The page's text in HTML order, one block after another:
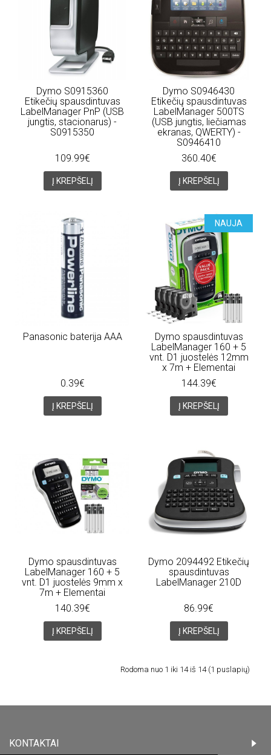
Dymo S0915360
Etikečių spausdintuvas
LabelManager PnP (USB
jungtis, stacionarus) -
S0915350
109.99€
Į KREPŠELĮ
Dymo S0946430
Etikečių spausdintuvas
LabelManager 500TS
(USB jungtis, liečiamas
ekranas, QWERTY) -
S0946410
360.40€
Į KREPŠELĮ
Panasonic baterija AAA
0.39€
Į KREPŠELĮ
NAUJA
Dymo spausdintuvas
LabelManager 160 + 5
vnt. D1 juostelės 12mm
x 7m + Elementai
144.39€
Į KREPŠELĮ
Dymo spausdintuvas
LabelManager 160 + 5
vnt. D1 juostelės 9mm x
7m + Elementai
140.39€
Į KREPŠELĮ
Dymo 2094492 Etikečių
spausdintuvas
LabelManager 210D
86.99€
Į KREPŠELĮ
Rodoma nuo 1 iki 14 iš 14 (1 puslapių)
KONTAKTAI